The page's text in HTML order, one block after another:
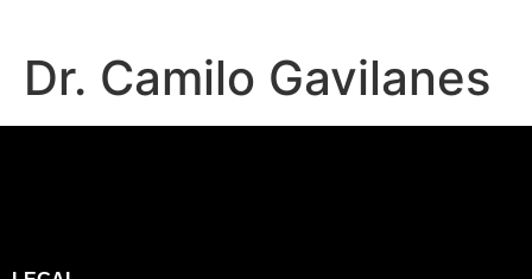
Dr. Camilo Gavilanes